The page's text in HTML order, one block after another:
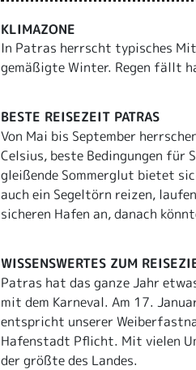
KLIMAZONE
In Patras herrscht typisches
gemäßigte Winter. Regen fällt
BESTE REISEZEIT PATRAS
Von Mai bis September
Celsius, beste Bedingungen für
gleißende Sommerglut bietet
auch ein Segeltörn reizen,
sicheren Hafen an, danach
WISSENSWERTES ZUM
Patras hat das ganze Jahr
mit dem Karneval. Am 17.
entspricht unserer
Hafenstadt Pflicht. Mit vielen
der größte des Landes.